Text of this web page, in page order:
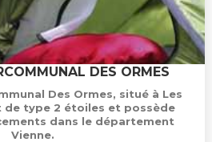
DES ORMES
Des Ormes, situé à Les
de type 2 étoiles et possède
dans le département
Vienne.